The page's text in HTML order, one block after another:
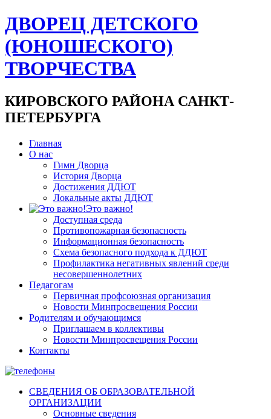
ДВОРЕЦ ДЕТСКОГО
(ЮНОШЕСКОГО)
ТВОРЧЕСТВА
КИРОВСКОГО РАЙОНА САНКТ-
ПЕТЕРБУРГА
Главная
О нас
Гимн Дворца
История Дворца
Достижения ДДЮТ
Локальные акты ДДЮТ
Это важно!
Доступная среда
Противопожарная безопасность
Информационная безопасность
Схема безопасного подхода к ДДЮТ
Профилактика негативных явлений среди
несовершеннолетних
Педагогам
Первичная профсоюзная организация
Новости Минпросвещения России
Родителям и обучающимся
Приглашаем в коллективы
Новости Минпросвещения России
Контакты
СВЕДЕНИЯ ОБ ОБРАЗОВАТЕЛЬНОЙ
ОРГАНИЗАЦИИ
Основные сведения